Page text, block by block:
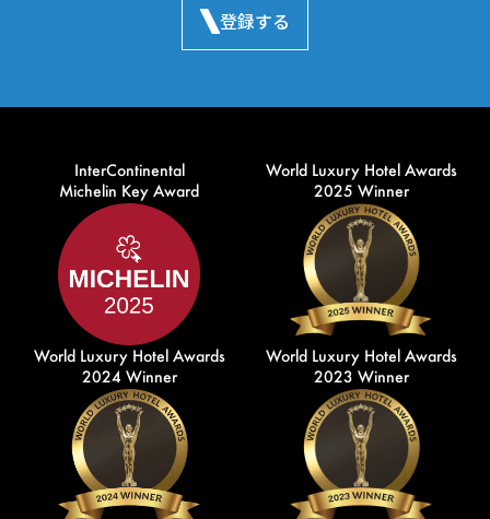
登録する
InterContinental
Michelin Key Award
World Luxury Hotel Awards
2025 Winner
World Luxury Hotel Awards
2024 Winner
World Luxury Hotel Awards
2023 Winner